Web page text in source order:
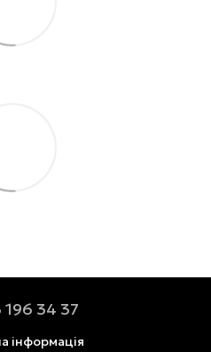
34 37
інформація